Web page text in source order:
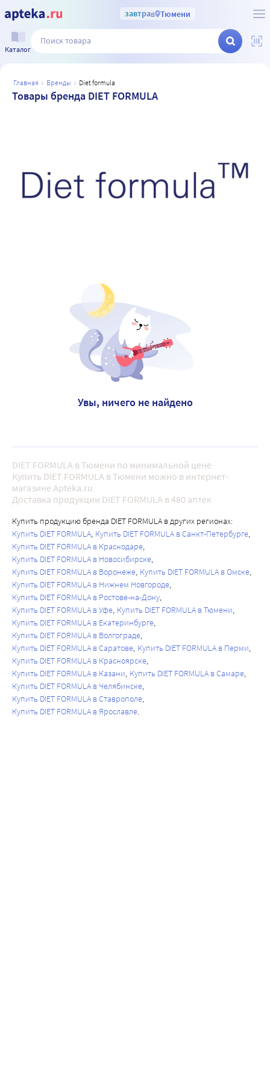
завтрав Тюмени
Каталог
главная бренды diet formula
Товары бренда DIET FORMULA
Увы, ничего не найдено
DIET FORMULA в Тюмени по минимальной цене
Купить DIET FORMULA в Тюмени можно в интернет-
магазине Apteka.ru
Доставка продукции DIET FORMULA в 480 аптек
Купить продукцию бренда DIET FORMULA в других регионах:
Купить DIET FORMULA Купить DIET FORMULA в Санкт-Петербурге
Купить DIET FORMULA в Краснодаре
Купить DIET FORMULA в Новосибирске
Купить DIET FORMULA в Воронеже Купить DIET FORMULA в Омске
Купить DIET FORMULA в Нижнем Новгороде
Купить DIET FORMULA в Ростове-на-Дону
Купить DIET FORMULA в Уфе Купить DIET FORMULA в Тюмени
Купить DIET FORMULA в Екатеринбурге
Купить DIET FORMULA в Волгограде
Купить DIET FORMULA в Саратове Купить DIET FORMULA в Перми
Купить DIET FORMULA в Красноярске
Купить DIET FORMULA в Казани Купить DIET FORMULA в Самаре
Купить DIET FORMULA в Челябинске
Купить DIET FORMULA в Ставрополе
Купить DIET FORMULA в Ярославле